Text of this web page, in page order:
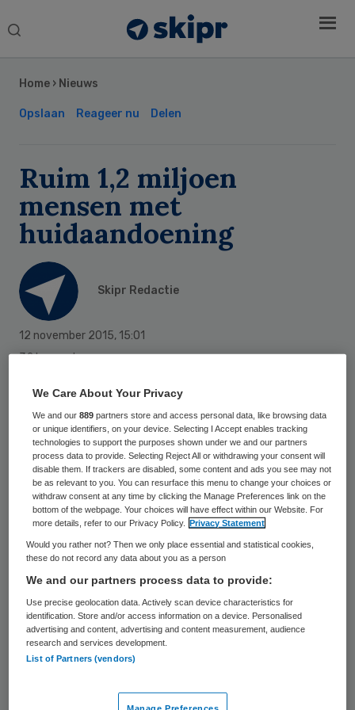
Search
Home › Nieuws
Opslaan Reageer nu Delen
Ruim 1,2 miljoen
mensen met
huidaandoening
Skipr Redactie
12 november 2015, 15:01
32 keer gelezen
Meer dan 1,2 miljoen Nederlanders hebben
een chronische huidaandoening. Ruim
830.000 mensen (5 procent van de
bevolking) hebben last van eczeem, nog
eens meer dan 400.000 (2,4 procent)
hebben psoriasis. Dat blijkt uit gegevens
van het Centraal Bureau voor de Statistiek.
Het aantal mensen met zo’n
huidaandoening ligt nu iets hoger dan tien
jaar geleden. Toen zei 4,4 procent te
kampen met eczeem en 1,7 procent met
voor de stijging. ,,Het kan zijn dat mensen
Sidebar
We Care About Your Privacy
We and our889 partners store and access personal data, like browsing data
or unique identifiers, on your device. Selecting I Accept enables tracking
technologies to support the purposes shown under we and our partners
process data to provide. Selecting Reject All or withdrawing your consent will
disable them. If trackers are disabled, some content and ads you see may not
be as relevant to you. You can resurface this menu to change your choices or
withdraw consent at any time by clicking the Manage Preferences link on the
bottom of the webpage. Your choices will have effect within our Website. For
more details, refer to our Privacy Policy.
Privacy Statement
Would you rather not? Then we only place essential and statistical cookies,
these do not record any data about you as a person
We and our partners process data to provide:
Use precise geolocation data. Actively scan device characteristics for
identification. Store and/or access information on a device. Personalised
advertising and content, advertising and content measurement, audience
research and services development.
List of Partners (vendors)
Manage Preferences